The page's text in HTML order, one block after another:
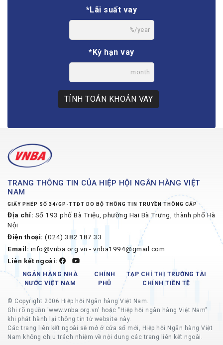
*Lãi suất vay
%/year
*Kỳ hạn vay
month
TÍNH TOÁN KHOẢN VAY
TRANG THÔNG TIN CỦA HIỆP HỘI NGÂN HÀNG VIỆT
NAM
GIẤY PHÉP SỐ 34/GP-TTĐT DO BỘ THÔNG TIN TRUYỀN THÔNG CẤP
Địa chỉ: Số 193 phố Bà Triệu, phường Hai Bà Trưng, thành phố Hà
Nội
Điện thoại: (024) 382 187 33
Email: info@vnba.org.vn - vnba1994@gmail.com
Liên kết ngoài:
NGÂN HÀNG NHÀ
NƯỚC VIỆT NAM
CHÍNH
PHỦ
TẠP CHÍ THỊ TRƯỜNG TÀI
CHÍNH TIỀN TỆ
© Copyright 2006 Hiệp hội Ngân hàng Việt Nam.
Ghi rõ nguồn 'www.vnba.org.vn' hoặc "Hiệp hội ngân hàng Việt Nam"
khi phát hành lại thông tin từ website này.
Các trang liên kết ngoài sẽ mở ở cửa sổ mới, Hiệp hội Ngân hàng Việt
Nam không chịu trách nhiệm về nội dung các trang liên kết ngoài.